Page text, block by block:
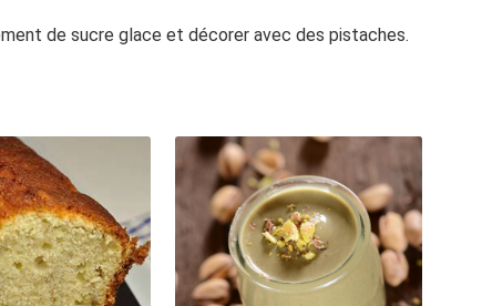
de sucre glace et décorer avec des pistaches.